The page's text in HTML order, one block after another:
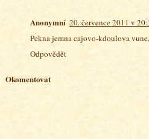
Anonymní 20. července 2011 v
Pekna jemna cajovo-kdoulova
Odpovědět
Okomentovat